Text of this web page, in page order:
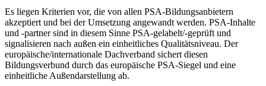
Es liegen Kriterien vor, die von allen PSA-Bildungsanbietern
akzeptiert und bei der Umsetzung angewandt werden. PSA-Inhalte
und -partner sind in diesem Sinne PSA-gelabelt/-geprüft und
signalisieren nach außen ein einheitliches Qualitätsniveau. Der
europäische/internationale Dachverband sichert diesen
Bildungsverbund durch das europäische PSA-Siegel und eine
einheitliche Außendarstellung ab.